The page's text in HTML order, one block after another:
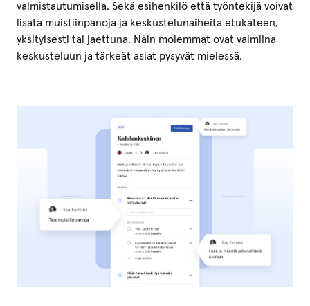
valmistautumisella. Sekä esihenkilö että työntekijä voivat
lisätä muistiinpanoja ja keskustelunaiheita etukäteen,
yksityisesti tai jaettuna. Näin molemmat ovat valmiina
keskusteluun ja tärkeät asiat pysyvät mielessä.